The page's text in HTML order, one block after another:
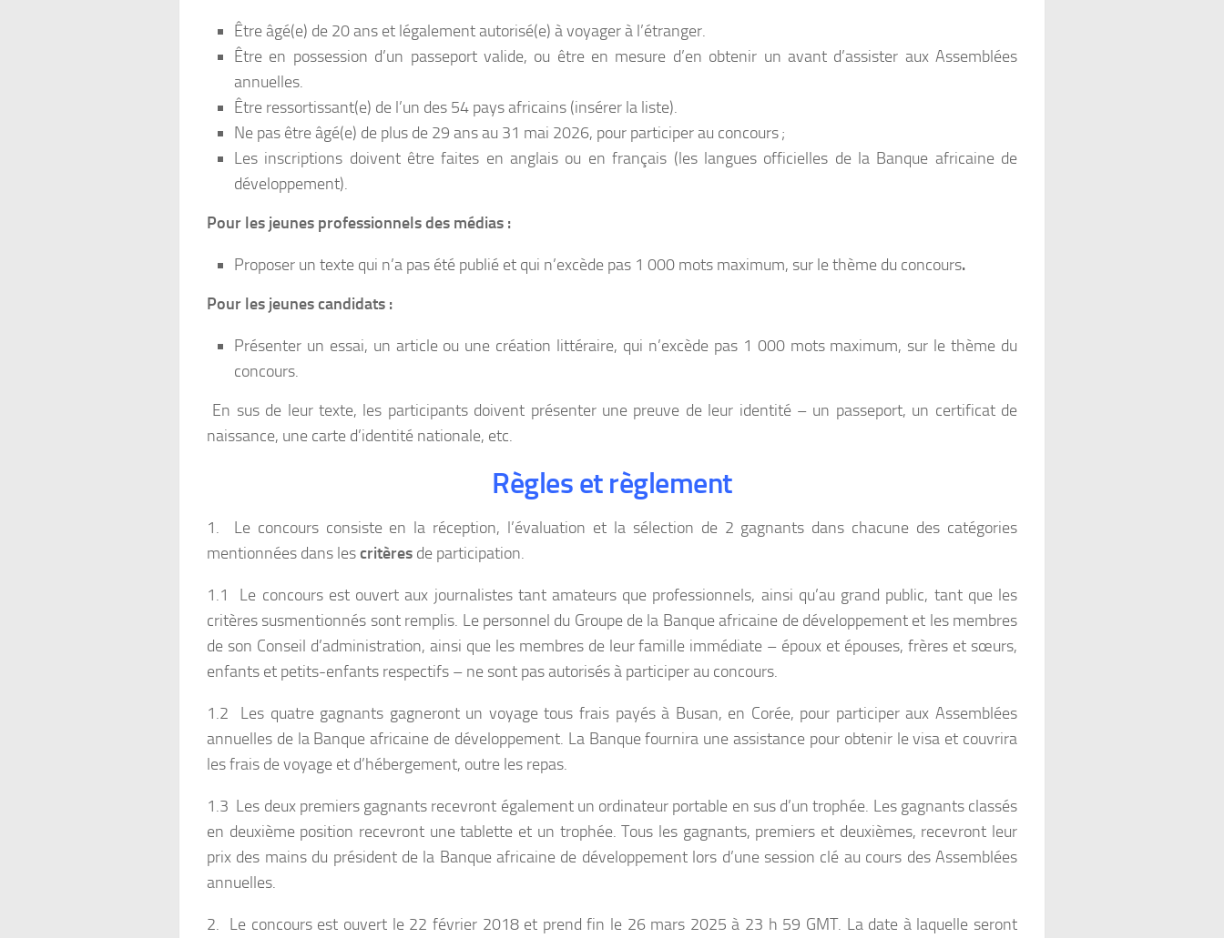
Être âgé(e) de 20 ans et légalement autorisé(e) à voyager à l’étranger.
Être en possession d’un passeport valide, ou être en mesure d’en obtenir un avant d’assister aux Assemblées
annuelles.
Être ressortissant(e) de l’un des 54 pays africains (insérer la liste).
Ne pas être âgé(e) de plus de 29 ans au 31 mai 2026, pour participer au concours ;
Les inscriptions doivent être faites en anglais ou en français (les langues officielles de la Banque africaine de
développement).
Pour les jeunes professionnels des médias :
Proposer un texte qui n’a pas été publié et qui n’excède pas 1 000 mots maximum, sur le thème du concours.
Pour les jeunes candidats :
Présenter un essai, un article ou une création littéraire, qui n’excède pas 1 000 mots maximum, sur le thème du
concours.
En sus de leur texte, les participants doivent présenter une preuve de leur identité – un passeport, un certificat de
naissance, une carte d’identité nationale, etc.
Règles et règlement
1. Le concours consiste en la réception, l’évaluation et la sélection de 2 gagnants dans chacune des catégories
mentionnées dans lescritères de participation.
1.1 Le concours est ouvert aux journalistes tant amateurs que professionnels, ainsi qu’au grand public, tant que les
critères susmentionnés sont remplis. Le personnel du Groupe de la Banque africaine de développement et les membres
de son Conseil d’administration, ainsi que les membres de leur famille immédiate – époux et épouses, frères et sœurs,
enfants et petits-enfants respectifs – ne sont pas autorisés à participer au concours.
1.2 Les quatre gagnants gagneront un voyage tous frais payés à Busan, en Corée, pour participer aux Assemblées
annuelles de la Banque africaine de développement. La Banque fournira une assistance pour obtenir le visa et couvrira
les frais de voyage et d’hébergement, outre les repas.
1.3 Les deux premiers gagnants recevront également un ordinateur portable en sus d’un trophée. Les gagnants classés
en deuxième position recevront une tablette et un trophée. Tous les gagnants, premiers et deuxièmes, recevront leur
prix des mains du président de la Banque africaine de développement lors d’une session clé au cours des Assemblées
annuelles.
2. Le concours est ouvert le 22 février 2018 et prend fin le 26 mars 2025 à 23 h 59 GMT. La date à laquelle seront